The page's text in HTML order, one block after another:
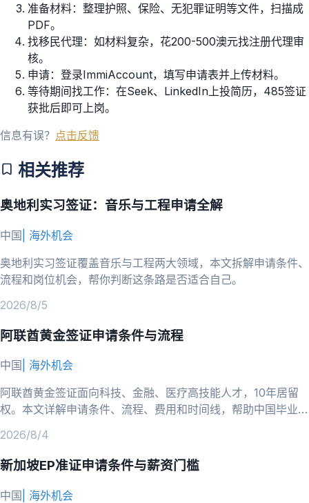
准备材料：整理护照、保险、无犯罪证明等文件，扫描成
PDF。
找移民代理：如材料复杂，花200-500澳元找注册代理审
核。
申请：登录ImmiAccount，填写申请表并上传材料。
等待期间找工作：在Seek、LinkedIn上投简历，485签证
获批后即可上岗。
信息有误？ 点击反馈
相关推荐
奥地利实习签证：音乐与工程申请全解
中国 海外机会
奥地利实习签证覆盖音乐与工程两大领域，本文拆解申请条件、
流程和岗位机会，帮你判断这条路是否适合自己。
2026/8/5
阿联酋黄金签证申请条件与流程
中国
海外机会
阿联酋黄金签证面向科技、金融、医疗高技能人才，10年居留
权。本文详解申请条件、流程、费用和时间线，帮助中国毕业生
2026/8/4
新加坡EP准证申请条件与薪资门槛
中国 海外机会